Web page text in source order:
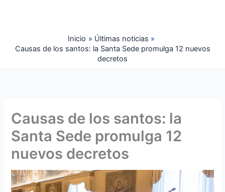
Inicio
Últimas noticias
Causas de los santos: la Santa Sede promulga 12 nuevos
decretos
Causas de los santos: la
Santa Sede promulga 12
nuevos decretos